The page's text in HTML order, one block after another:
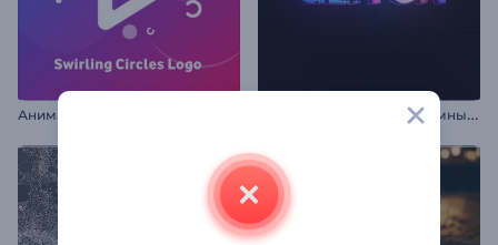
А
нимация лого: Полихромный глитч